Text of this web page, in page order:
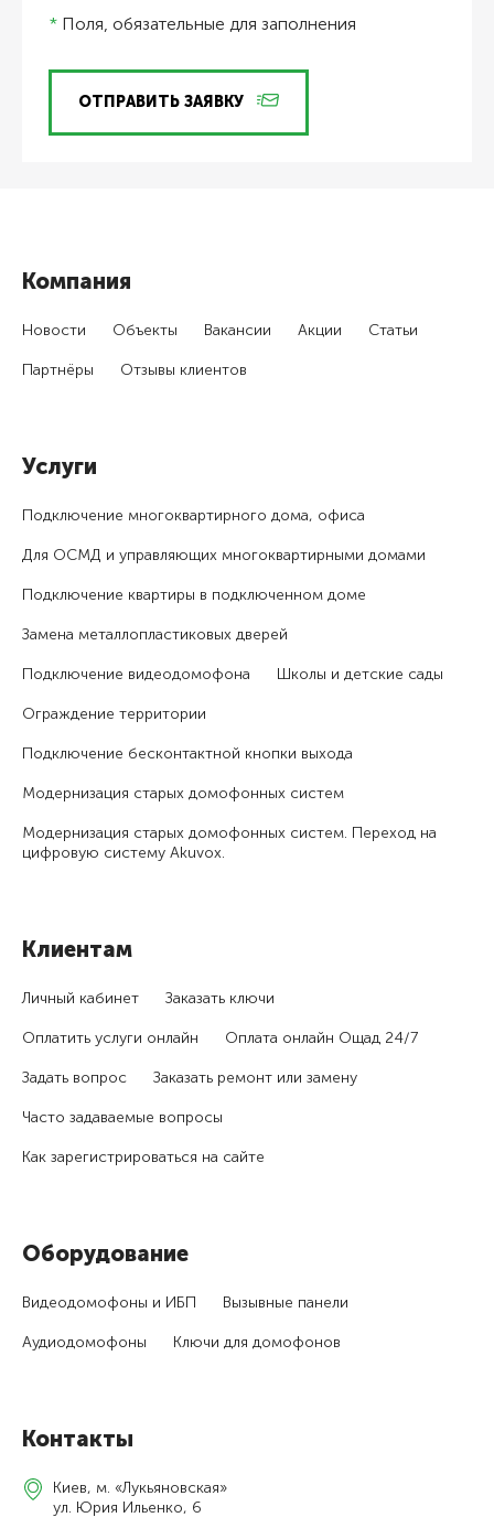
* Поля, обязательные для заполнения
ОТПРАВИТЬ ЗАЯВКУ
Компания
Новости Объекты Вакансии Акции Статьи
Партнёры Отзывы клиентов
Услуги
Подключение много­квартирного дома, офиса
Для ОСМД и управляющих много­квартирными домами
Подключение квартиры в подключенном доме
Замена металлопластиковых дверей
Подключение видеодомофона Школы и детские сады
Ограждение территории
Подключение бесконтактной кнопки выхода
Модернизация старых домофонных систем
Модернизация старых домофонных систем. Переход на
цифровую систему Akuvox.
Клиентам
Личный кабинет Заказать ключи
Оплатить услуги онлайн Оплата онлайн Ощад 24/7
Задать вопрос Заказать ремонт или замену
Часто задаваемые вопросы
Как зарегистри­роваться на сайте
Оборудование
Видеодомофоны и ИБП Вызывные панели
Аудиодомофоны Ключи для домофонов
Контакты
Киев, м. «Лукьяновская»
ул. Юрия Ильенко, 6